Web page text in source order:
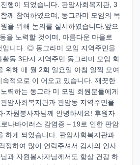
행이 되었습니다. 판암사회복지관, 3
께 참여하였으며, 동그라미 모임의 목
을 위해 논의를 실시하였습니다.앞으
을 노력할 것이며, 아름다운 마을로
입니다. ◎ 동그라미 모임 지역주민을
동 3단지 지역주민 동그라미 모임 회
위해 매 월 2회 일요일 아침 일찍 모여
적으로 이 어오고 있습니다. 깨끗한
력하는 동그라 미 모임 회원분들에게
암사회복지관과 판암동 지역주민을
·자원봉사자님께 안녕하세요! 후원자
나바이러스 감염증 – 19로 인한 판암
하게 되었습니다. 판암사회복지관과
정하여 많이 연락주셔서 감사의 인사
과 자원봉사자님께서도 항상 건강 하